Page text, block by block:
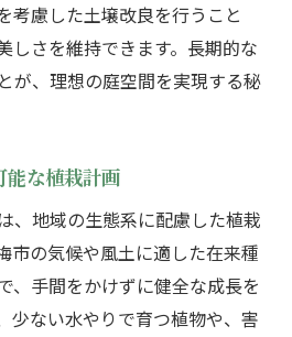
考慮した土壌改良を行うこと
しさを維持できます。長期的な
が、理想の庭空間を実現する秘
能な植栽計画
、地域の生態系に配慮した植栽
市の気候や風土に適した在来種
、手間をかけずに健全な成長を
少ない水やりで育つ植物や、害